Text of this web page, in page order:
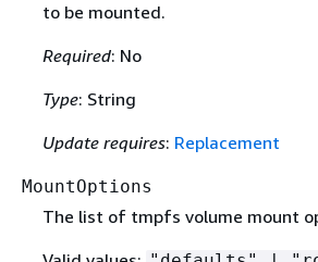
to be mounted.
Required: No
Type: String
Update requires: Replacement
MountOptions
The list of tmpfs volume mount